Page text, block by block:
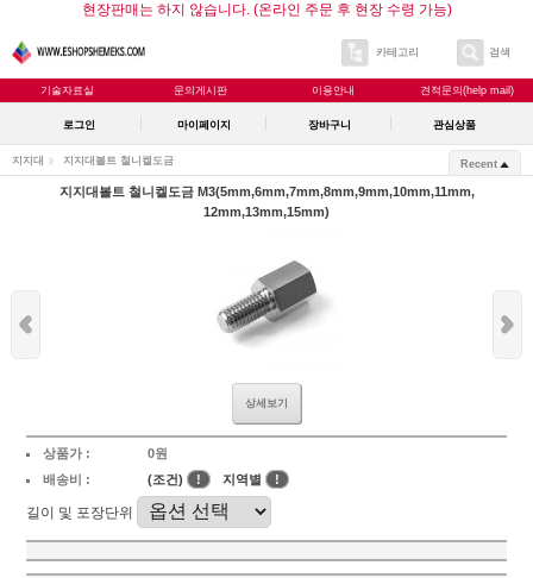
현장판매는 하지 않습니다. (온라인 주문 후 현장 수령 가능)
카테고리 검색
기술자료실 문의게시판 이용안내 견적문의(help mail)
로그인 마이페이지 장바구니 관심상품
지지대 지지대볼트 철니켈도금 Recent
지지대볼트 철니켈도금 M3(5mm,6mm,7mm,8mm,9mm,10mm,11mm,
12mm,13mm,15mm)
상세보기
상품가 :
0원
배송비 :
(조건) ! 지역별 !
길이 및 포장단위